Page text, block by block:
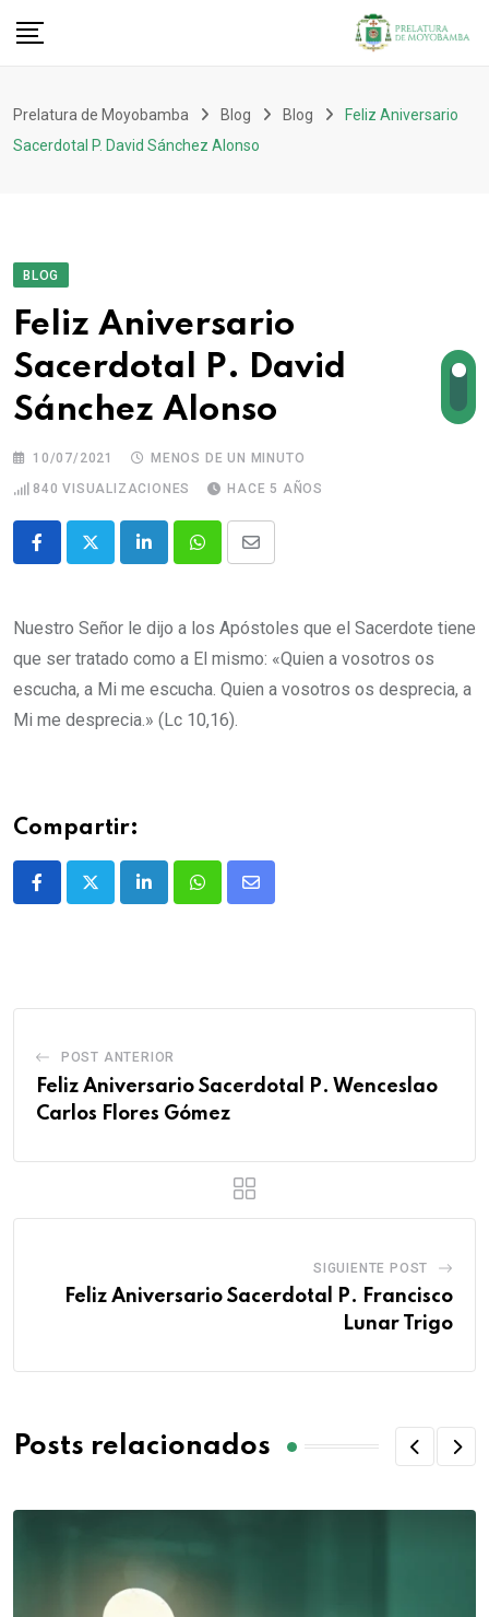
Prelatura de Moyobamba Blog Blog
Feliz Aniversario
Sacerdotal P. David Sánchez Alonso
BLOG
Feliz Aniversario
Sacerdotal P. David
Sánchez Alonso
10/07/2021
MENOS DE UN MINUTO
840 VISUALIZACIONES HACE 5 AÑOS
Nuestro Señor le dijo a los Apóstoles que el Sacerdote tiene
que ser tratado como a El mismo: «Quien a vosotros os
escucha, a Mi me escucha. Quien a vosotros os desprecia, a
Mi me desprecia.» (Lc 10,16).
Compartir:
POST ANTERIOR
Feliz Aniversario Sacerdotal P. Wenceslao
Carlos Flores Gómez
SIGUIENTE POST
Feliz Aniversario Sacerdotal P. Francisco
Lunar Trigo
Posts relacionados